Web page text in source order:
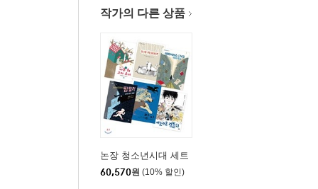
작가의 다른 상품
논장 청소년시대 세트
60,570원 (10% 할인)